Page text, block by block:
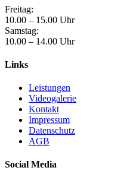
Freitag:
10.00 – 15.00 Uhr
Samstag:
10.00 – 14.00 Uhr
Links
Leistungen
Videogalerie
Kontakt
Impressum
Datenschutz
AGB
Social Media